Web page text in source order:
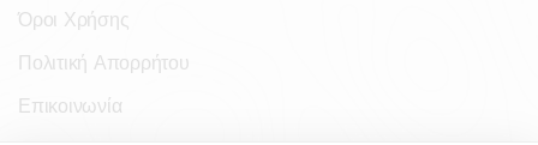
Όροι Χρήσης
Πολιτική Απορρήτου
Επικοινωνία